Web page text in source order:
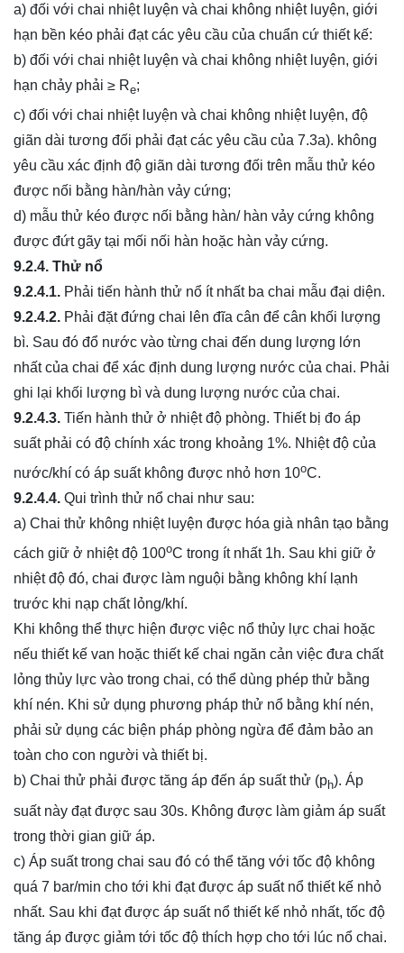
a) đối với chai nhiệt luyện và chai không nhiệt luyện, giới
hạn bền kéo phải đạt các yêu cầu của chuẩn cứ thiết kế:
b) đối với chai nhiệt luyện và chai không nhiệt luyện, giới
hạn chảy phải ≥ Re;
c) đối với chai nhiệt luyện và chai không nhiệt luyện, độ
giãn dài tương đối phải đạt các yêu cầu của 7.3a). không
yêu cầu xác định độ giãn dài tương đối trên mẫu thử kéo
được nối bằng hàn/hàn vảy cứng;
d) mẫu thử kéo được nối bằng hàn/ hàn vảy cứng không
được đứt gãy tại mối nối hàn hoặc hàn vảy cứng.
9.2.4. Thử nổ
9.2.4.1. Phải tiến hành thử nổ ít nhất ba chai mẫu đại diện.
9.2.4.2. Phải đặt đứng chai lên đĩa cân để cân khối lượng
bì. Sau đó đổ nước vào từng chai đến dung lượng lớn
nhất của chai để xác định dung lượng nước của chai. Phải
ghi lại khối lượng bì và dung lượng nước của chai.
9.2.4.3. Tiến hành thử ở nhiệt độ phòng. Thiết bị đo áp
suất phải có độ chính xác trong khoảng 1%. Nhiệt độ của
nước/khí có áp suất không được nhỏ hơn 10oC.
9.2.4.4. Qui trình thử nổ chai như sau:
a) Chai thử không nhiệt luyện được hóa già nhân tạo bằng
cách giữ ở nhiệt độ 100oC trong ít nhất 1h. Sau khi giữ ở
nhiệt độ đó, chai được làm nguội bằng không khí lạnh
trước khi nạp chất lỏng/khí.
Khi không thể thực hiện được việc nổ thủy lực chai hoặc
nếu thiết kế van hoặc thiết kế chai ngăn cản việc đưa chất
lỏng thủy lực vào trong chai, có thể dùng phép thử bằng
khí nén. Khi sử dụng phương pháp thử nổ bằng khí nén,
phải sử dụng các biện pháp phòng ngừa để đảm bảo an
toàn cho con người và thiết bị.
b) Chai thử phải được tăng áp đến áp suất thử (ph). Áp
suất này đạt được sau 30s. Không được làm giảm áp suất
trong thời gian giữ áp.
c) Áp suất trong chai sau đó có thể tăng với tốc độ không
quá 7 bar/min cho tới khi đạt được áp suất nổ thiết kế nhỏ
nhất. Sau khi đạt được áp suất nổ thiết kế nhỏ nhất, tốc độ
tăng áp được giảm tới tốc độ thích hợp cho tới lúc nổ chai.